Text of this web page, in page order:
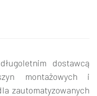
dostawcą
montażowych i
zautomatyzowanych